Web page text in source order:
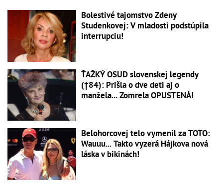
Bolestivé tajomstvo Zdeny
Studenkovej: V mladosti podstúpila
interrupciu!
ŤAŽKÝ OSUD slovenskej legendy
(†84): Prišla o dve deti aj o
manžela... Zomrela OPUSTENÁ!
Belohorcovej telo vymenil za TOTO:
Wauuu... Takto vyzerá Hájkova nová
láska v bikinách!